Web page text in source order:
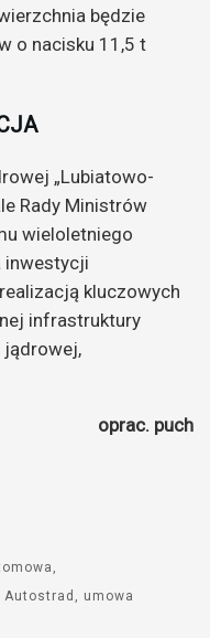
będzie
o nacisku 11,5 t
„Lubiatowo-
Rady Ministrów
wieloletniego
inwestycji
kluczowych
infrastruktury
jądrowej,
oprac. puch
Autostrad
umowa